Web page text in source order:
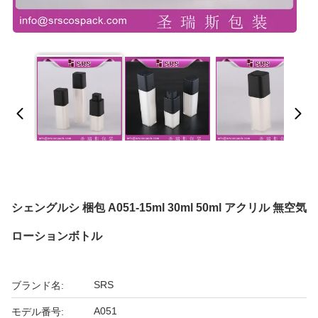
シェングルシ 梱包 A051-15ml 30ml 50ml アクリル 無空気
ローションボトル
ブランド名: SRS
モデル番号: A051